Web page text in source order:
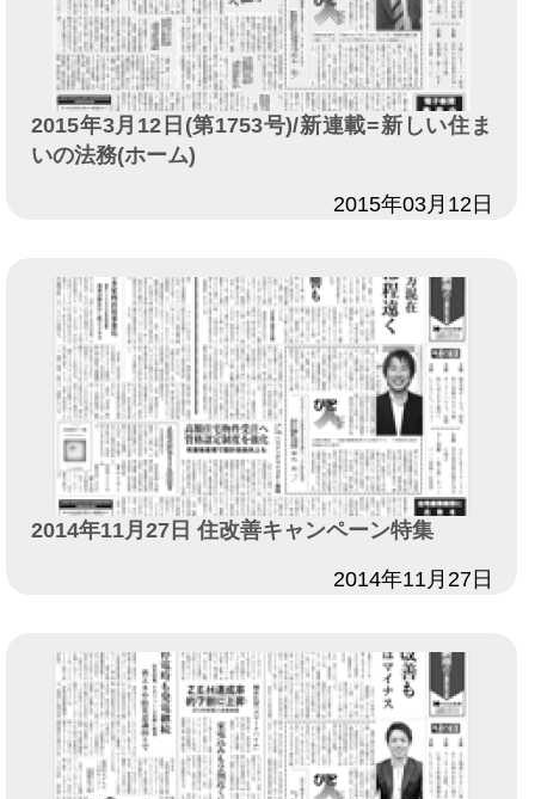
2015年3月12日(第1753号)/新連載=新しい住ま
いの法務(ホーム)
2015年03月12日
2014年11月27日 住改善キャンペーン特集
2014年11月27日